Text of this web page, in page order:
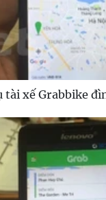
tài xế Grabbike